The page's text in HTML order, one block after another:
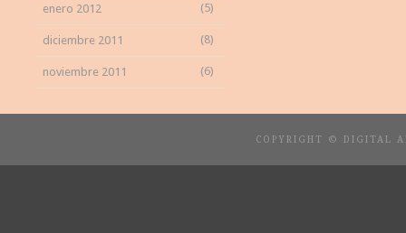
enero 2012 (5)
diciembre 2011 (8)
noviembre 2011 (6)
COPYRIGHT © DIGITAL